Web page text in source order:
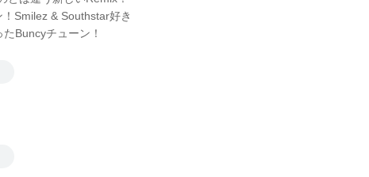
Smilez & Southstar好き
Buncyチューン！